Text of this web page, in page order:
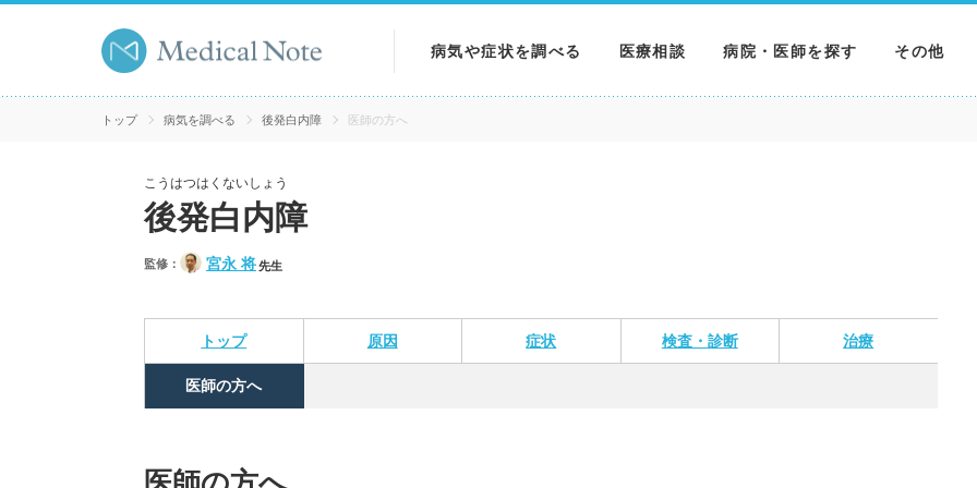
病気や症状を調べる
病気を調べる
医療相談 病院・医師を探す
病院を探す
その他
MNニュー
トップ 病気を調べる 後発白内障 医師の方へ
こうはつはくないしょう
後発白内障
監修： 宮永 将先生
トップ 原因 症状 検査・診断 治療
医師の方へ